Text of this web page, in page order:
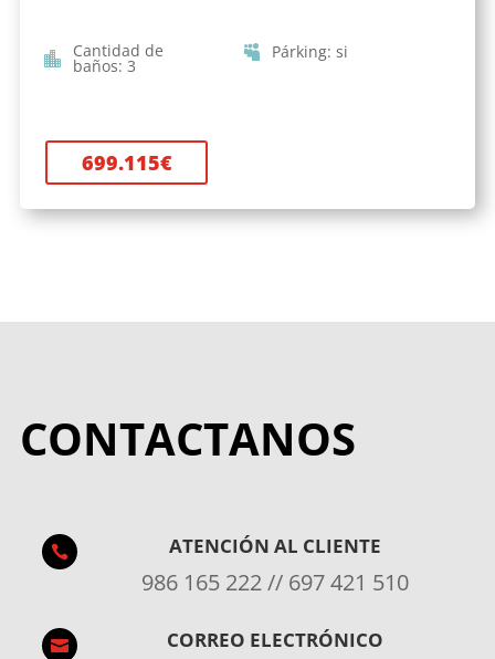
Cantidad de
baños: 3
Párking: si
699.115€
CONTACTANOS
 ATENCIÓN AL CLIENTE
986 165 222 // 697 421 510
 CORREO ELECTRÓNICO